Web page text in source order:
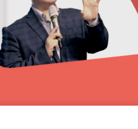
미드저니
하기 | 텍스트로 간단한 이미지
질 그림 그리기 | 인상주의 미술
일관성을 높이려면
리기 | 그림을 주변으로 넓히기 |